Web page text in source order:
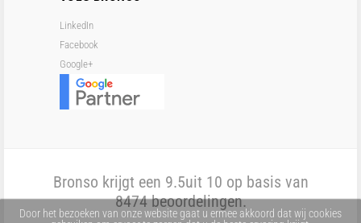
LinkedIn
Facebook
Google+
Bronso krijgt een 9.5uit 10 op basis van
8474beoordelingen.
Door het bezoeken van onze website gaat u ermee akkoord dat wij cookies